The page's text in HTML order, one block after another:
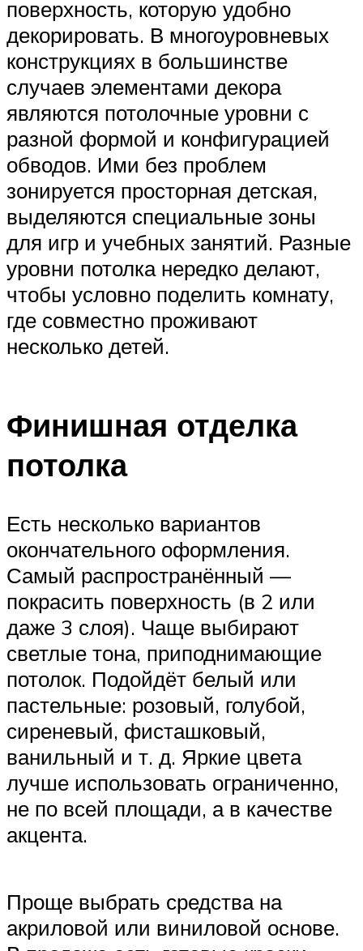
поверхность, которую удобно
декорировать. В многоуровневых
конструкциях в большинстве
случаев элементами декора
являются потолочные уровни с
разной формой и конфигурацией
обводов. Ими без проблем
зонируется просторная детская,
выделяются специальные зоны
для игр и учебных занятий. Разные
уровни потолка нередко делают,
чтобы условно поделить комнату,
где совместно проживают
несколько детей.
Финишная отделка
потолка
Есть несколько вариантов
окончательного оформления.
Самый распространённый —
покрасить поверхность (в 2 или
даже 3 слоя). Чаще выбирают
светлые тона, приподнимающие
потолок. Подойдёт белый или
пастельные: розовый, голубой,
сиреневый, фисташковый,
ванильный и т. д. Яркие цвета
лучше использовать ограниченно,
не по всей площади, а в качестве
акцента.
Проще выбрать средства на
акриловой или виниловой основе.